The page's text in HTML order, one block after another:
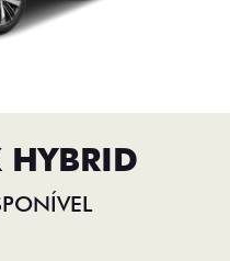
HYBRID